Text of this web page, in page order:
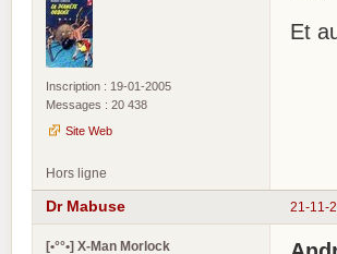
Inscription : 19-01-2005
Messages : 20 438
Site Web
Et
Hors ligne
21-11-
Dr Mabuse
[•°°•] X-Man Morlock